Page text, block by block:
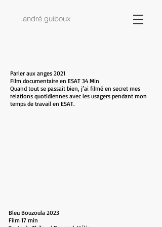
.andré guiboux
Parler aux anges 2021
Film documentaire en ESAT 34 Min
Quand tout se passait bien, j’ai filmé en secret mes
relations quotidiennes avec les usagers pendant mon
temps de travail en ESAT.
Bleu Bouzoula 2023
Film 17 min